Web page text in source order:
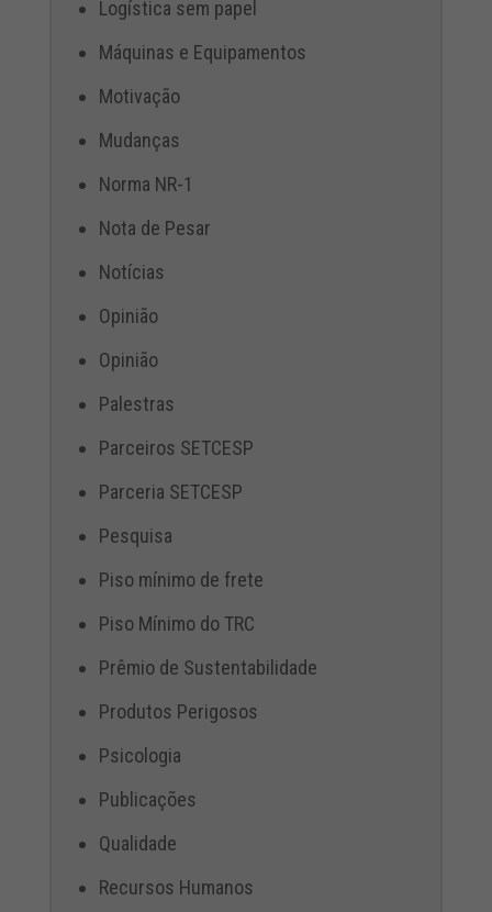
Logística sem papel
Máquinas e Equipamentos
Motivação
Mudanças
Norma NR-1
Nota de Pesar
Notícias
Opinião
Opinião
Palestras
Parceiros SETCESP
Parceria SETCESP
Pesquisa
Piso mínimo de frete
Piso Mínimo do TRC
Prêmio de Sustentabilidade
Produtos Perigosos
Psicologia
Publicações
Qualidade
Recursos Humanos